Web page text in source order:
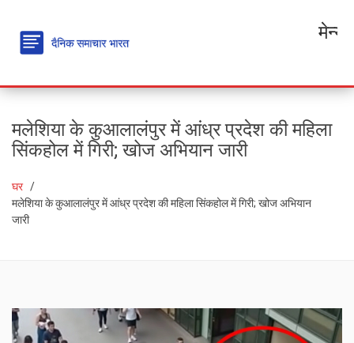
मेन्यू
मलेशिया के कुआलालंपुर में आंध्र प्रदेश की महिला
सिंकहोल में गिरी; खोज अभियान जारी
घर
मलेशिया के कुआलालंपुर में आंध्र प्रदेश की महिला सिंकहोल में गिरी; खोज अभियान
जारी